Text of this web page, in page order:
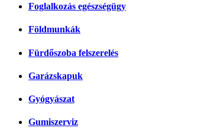
Foglalkozás egészségügy
Földmunkák
Fürdőszoba felszerelés
Garázskapuk
Gyógyászat
Gumiszerviz